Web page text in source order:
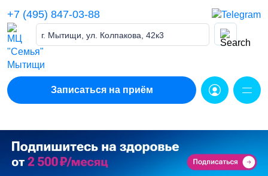
content
+7 (495) 847-03-88
г. Мытищи, ул. Колпакова, 42к3
Записаться на приём